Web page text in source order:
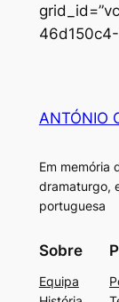
ANTÓNIO
Em memória
dramaturgo,
portuguesa
Sobre
Equipa